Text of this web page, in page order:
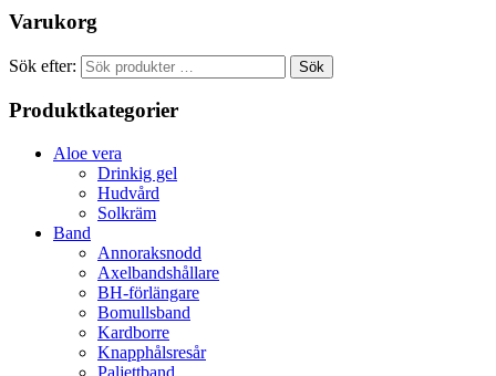
Varukorg
Sök efter: Sök
Produktkategorier
Aloe vera
Drinkig gel
Hudvård
Solkräm
Band
Annoraksnodd
Axelbandshållare
BH-förlängare
Bomullsband
Kardborre
Knapphålsresår
Paljettband